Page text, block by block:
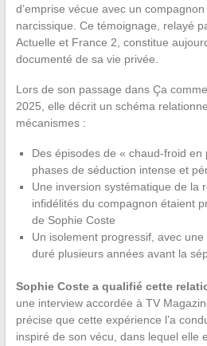
d’emprise vécue avec un
narcissique. Ce témoignage, relayé
Actuelle et France 2, constitue
documenté de sa vie privée.
Lors de son passage dans Ça
2025, elle décrit un schéma
mécanismes :
Des épisodes de « chaud-froid
phases de séduction intense et
Une inversion systématique de la
infidélités du compagnon étaient
de Sophie Coste
Un isolement progressif, avec
duré plusieurs années avant la
Sophie Coste a qualifié cette
une interview accordée à TV
précise que cette expérience l’a
inspiré de son vécu, dans lequel elle